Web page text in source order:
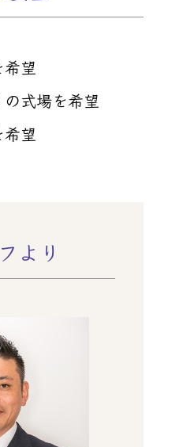
希望
の式場を希望
希望
より